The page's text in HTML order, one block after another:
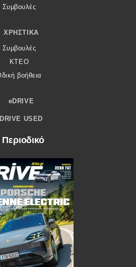
Συμβουλές
ΧΡΗΣΤΙΚΆ
Συμβουλές
ΚΤΕΟ
βοήθεια
eDRIVE
DRIVE USED
Περιοδικό